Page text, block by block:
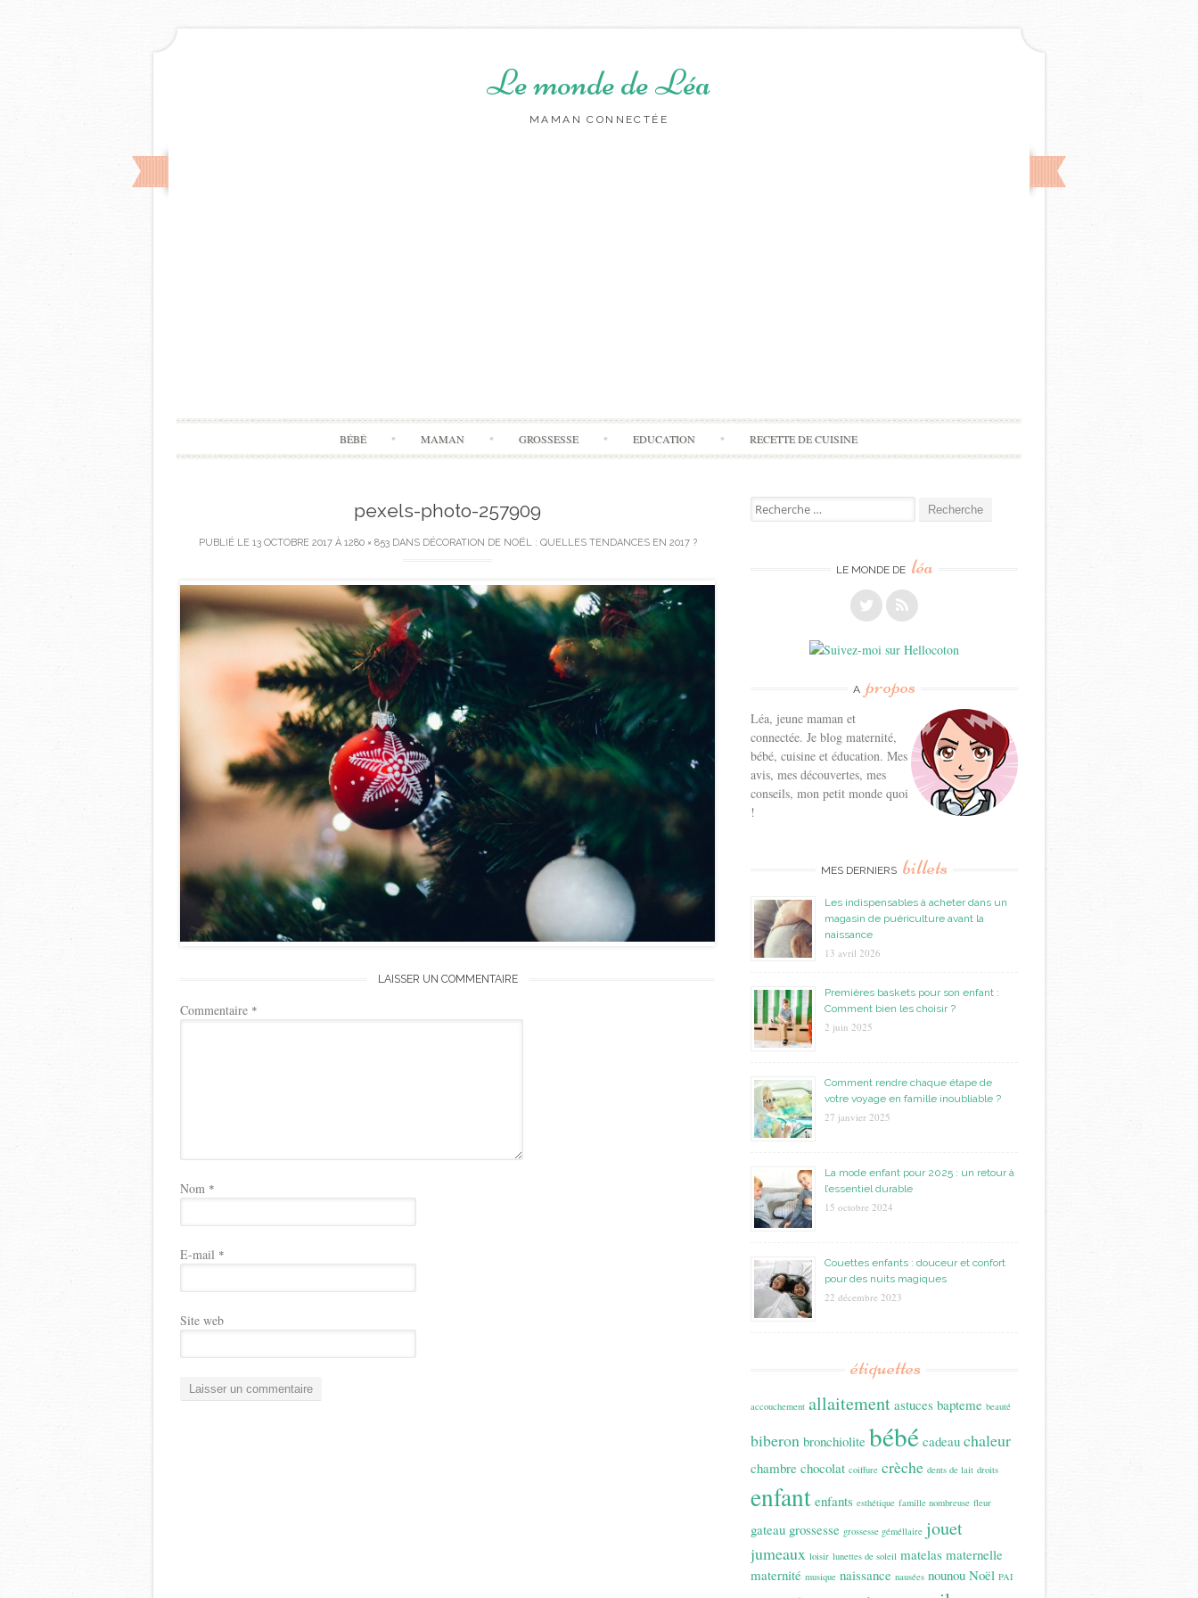
Le monde de Léa
MAMAN CONNECTÉE
Aller
BÉBÉ MAMAN GROSSESSE EDUCATION RECETTE DE CUISINE
pexels-photo-257909
PUBLIÉ LE 13 OCTOBRE 2017À 1280 × 853DANS DÉCORATION DE NOËL : QUELLES TENDANCES EN 2017 ?
LAISSER UN COMMENTAIRE
Commentaire *
Nom *
E-mail *
Site web
Recherche
pour:
LE MONDE DE léa
A propos
Léa, jeune maman et
connectée. Je blog maternité,
bébé, cuisine et éducation. Mes
avis, mes découvertes, mes
conseils, mon petit monde quoi
!
MES DERNIERS billets
Les indispensables à acheter dans un
magasin de puériculture avant la
naissance
13 avril 2026
Premières baskets pour son enfant :
Comment bien les choisir ?
2 juin 2025
Comment rendre chaque étape de
votre voyage en famille inoubliable ?
27 janvier 2025
La mode enfant pour 2025 : un retour à
l’essentiel durable
15 octobre 2024
Couettes enfants : douceur et confort
pour des nuits magiques
22 décembre 2023
étiquettes
accouchement allaitement astuces bapteme beauté
biberon bronchiolite bébé cadeau chaleur
chambre chocolat coiffure crèche dents de lait droits
enfant enfants esthétique famille nombreuse fleur
gateau grossesse grossesse géméllaire jouet
jumeaux loisir lunettes de soleil matelas maternelle
maternité musique naissance nausées nounou Noël PAI